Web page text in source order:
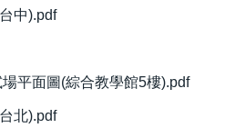
中).pdf
平面圖(綜合教學館5樓).pdf
北).pdf